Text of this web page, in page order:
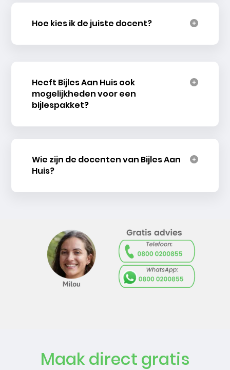
Hoe kies ik de juiste docent?
Heeft Bijles Aan Huis ook
mogelijkheden voor een
bijlespakket?
Wie zijn de docenten van Bijles Aan
Huis?
Maak direct gratis